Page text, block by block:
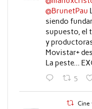
@BrunetPau
siendo
supuesto, el
y
Movistar+
La peste...
5
Cine